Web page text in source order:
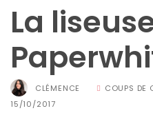
La
CLÉMENCE COUPS DE
15/10/2017